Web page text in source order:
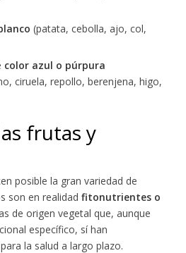
(patata, cebolla, ajo, col,
color azul o púrpura
ciruela, repollo, berenjena, higo,
frutas y
posible la gran variedad de
son en realidad fitonutrientes o
de origen vegetal que, aunque
específico, sí han
la salud a largo plazo.